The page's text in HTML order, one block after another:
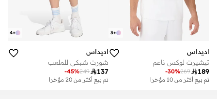
+
3
اديداس
تيشيرت لوكس ناعم
189
269
-30%
تم بيع أكثر من 10 مؤخرا
+
4
اديداس
شورت شبكي للملعب
137
249
-45%
تم بيع أكثر من 20 مؤخرا